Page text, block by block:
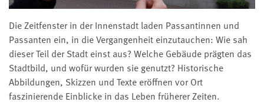
Die Zeitfenster in der Innenstadt laden Passantinnen und
Passanten ein, in die Vergangenheit einzutauchen: Wie sah
dieser Teil der Stadt einst aus? Welche Gebäude prägten das
Stadtbild, und wofür wurden sie genutzt? Historische
Abbildungen, Skizzen und Texte eröffnen vor Ort
faszinierende Einblicke in das Leben früherer Zeiten.